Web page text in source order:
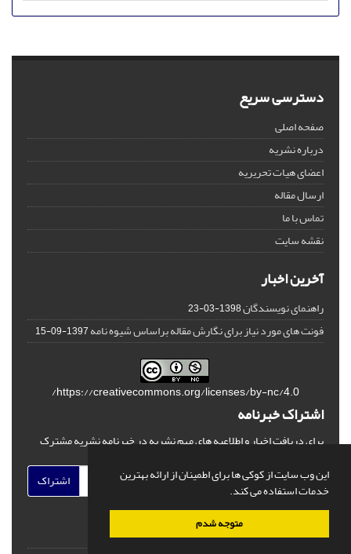
این وب سایت از کوکی ها برای اطمینان از ارائه بهترین
خدمات استفاده می کند.
متوجه شدم
دسترسی سریع
صفحه اصلی
درباره نشریه
اعضای هیات تحریریه
ارسال مقاله
تماس با ما
نقشه سایت
آخرین اخبار
راهنمای نویسندگان1398-03-23
فونت های مورد نیاز برای نگارش مقاله براساس شیوه نامه1397-09-15
https://creativecommons.org/licenses/by-nc/4.0/
اشتراک خبرنامه
برای دریافت اخبار و اطلاعیه های مهم نشریه در خبرنامه نشریه مشترک
اشتراک